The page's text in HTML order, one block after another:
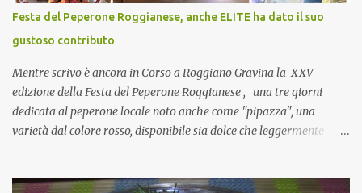
CoCo : è naturale il cibo, come sappiamo bene, funziona spesso da
collante e anche nel lavoro riesce a creare spesso l’ambiente
favorevole per molte belle opportunità, non trovi? Cuocapercaso :
Si, concordo! …addirittura si dice...
Festa del Peperone Roggianese, anche ELITE ha dato il suo
gustoso contributo
Mentre scrivo è ancora in Corso a Roggiano Gravina la XXV
edizione della Festa del Peperone Roggianese , una tre giorni
dedicata al peperone locale noto anche come "pipazza", una
varietà dal colore rosso, disponibile sia dolce che leggermente
(Pat) della Calabria. Un ingrediente versatile in cucina, utilizzato